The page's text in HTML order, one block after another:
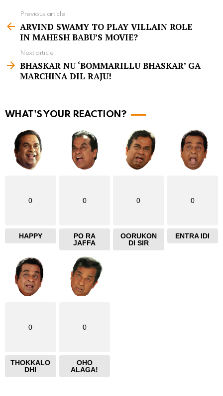
e
m
e
Previous article
ARVIND SWAMY TO PLAY VILLAIN ROLE
IN MAHESH BABU’S MOVIE?
Next article
BHASKAR NU ‘BOMMARILLU BHASKAR’ GA
MARCHINA DIL RAJU!
WHAT'S YOUR REACTION?
0
HAPPY
0
PO RA
JAFFA
0
OORUKON
DI SIR
0
ENTRA IDI
0
THOKKALO
DHI
0
OHO
ALAGA!